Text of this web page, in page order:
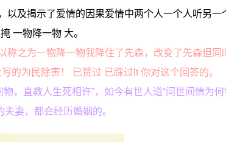
及揭示了爱情的因果爱情中两个人一个人听另一
一物降一物 大。
之为一物降一物我降住了先森，改变了先森但同
的为民除害！ 已赞过 已踩过lt 你对这个回答的。
，直教人生死相许”，如今有世人道“问世间情为何
妻，都会经历婚姻的。